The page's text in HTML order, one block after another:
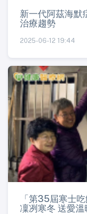
新一代阿茲海
治療趨勢
2025-06-12 19:44
「第35屆寒士
凜冽寒冬 送愛